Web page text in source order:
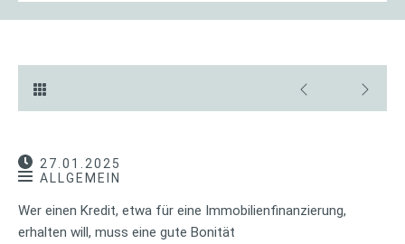
27.01.2025
ALLGEMEIN
Wer einen Kredit, etwa für eine Immobilienfinanzierung,
erhalten will, muss eine gute Bonität